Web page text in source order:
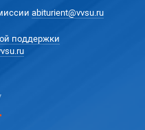
abiturient@vvsu.ru
поддержки